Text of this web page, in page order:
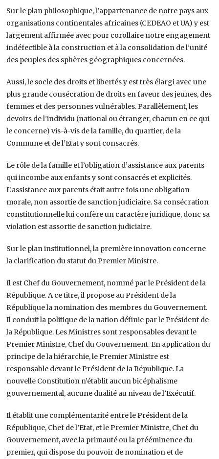
Sur le plan philosophique, l’appartenance de notre pays aux
organisations continentales africaines (CEDEAO et UA) y est
largement affirmée avec pour corollaire notre engagement
indéfectible à la construction et à la consolidation de l’unité
des peuples des sphères géographiques concernées.
Aussi, le socle des droits et libertés y est très élargi avec une
plus grande consécration de droits en faveur des jeunes, des
femmes et des personnes vulnérables. Parallèlement, les
devoirs de l’individu (national ou étranger, chacun en ce qui
le concerne) vis-à-vis de la famille, du quartier, de la
Commune et de l’Etat y sont consacrés.
Le rôle de la famille et l’obligation d’assistance aux parents
qui incombe aux enfants y sont consacrés et explicités.
L’assistance aux parents était autre fois une obligation
morale, non assortie de sanction judiciaire. Sa consécration
constitutionnelle lui confère un caractère juridique, donc sa
violation est assortie de sanction judiciaire.
Sur le plan institutionnel, la première innovation concerne
la clarification du statut du Premier Ministre.
Il est Chef du Gouvernement, nommé par le Président de la
République. A ce titre, il propose au Président de la
République la nomination des membres du Gouvernement.
Il conduit la politique de la nation définie par le Président de
la République. Les Ministres sont responsables devant le
Premier Ministre, Chef du Gouvernement. En application du
principe de la hiérarchie, le Premier Ministre est
responsable devant le Président de la République. La
nouvelle Constitution n’établit aucun bicéphalisme
gouvernemental, aucune dualité au niveau de l’Exécutif.
Il établit une complémentarité entre le Président de la
République, Chef de l’Etat, et le Premier Ministre, Chef du
Gouvernement, avec la primauté ou la prééminence du
premier, qui dispose du pouvoir de nomination et de